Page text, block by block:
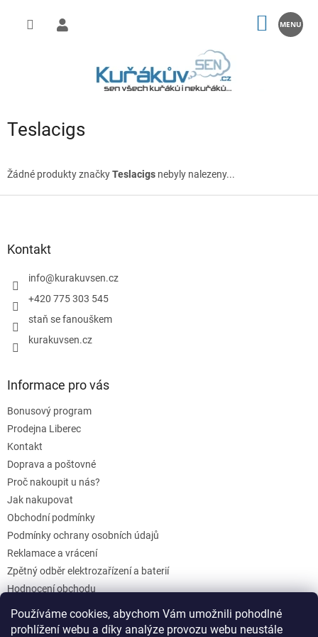
Používáme cookies, abychom Vám umožnili pohodlné
prohlížení webu a díky analýze provozu webu neustále
KOŠÍK
Teslacigs
Žádné produkty značkyTeslacigs nebyly nalezeny...
Kontakt
info@kurakuvsen.cz
+420 775 303 545
staň se fanouškem
kurakuvsen.cz
Informace pro vás
Bonusový program
Prodejna Liberec
Kontakt
Doprava a poštovné
Proč nakoupit u nás?
Jak nakupovat
Obchodní podmínky
Podmínky ochrany osobních údajů
Reklamace a vrácení
Zpětný odběr elektrozařízení a baterií
Hodnocení obchodu
Dárkové poukazy
Blog